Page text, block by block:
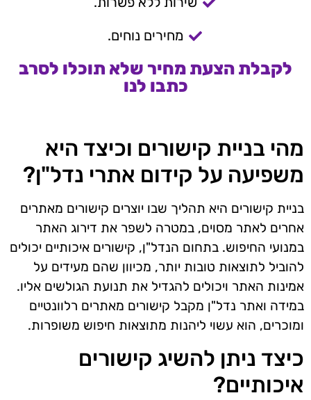
מחירים נוחים.
לקבלת הצעת מחיר שלא תוכלו לסרב
כתבו לנו
מהי בניית קישורים וכיצד היא
משפיעה על קידום אתרי נדל"ן?
בניית קישורים היא תהליך שבו יוצרים קישורים מאתרים
אחרים לאתר מסוים, במטרה לשפר את דירוג האתר
במנועי החיפוש. בתחום הנדל"ן, קישורים איכותיים יכולים
להוביל לתוצאות טובות יותר, מכיוון שהם מעידים על
אמינות האתר ויכולים להגדיל את תנועת הגולשים אליו.
במידה ואתר נדל"ן מקבל קישורים מאתרים רלוונטיים
ומוכרים, הוא עשוי ליהנות מתוצאות חיפוש משופרות.
כיצד ניתן להשיג קישורים
איכותיים?